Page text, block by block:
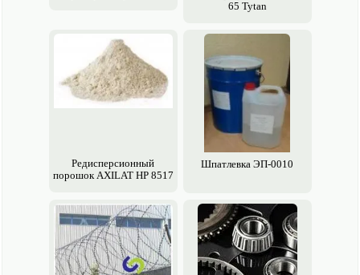
65 Tytan
Редисперсионный
порошок AXILAT HP 8517
Шпатлевка ЭП-0010